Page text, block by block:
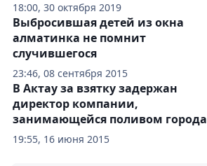
18:00, 30 октября 2019
23:46, 08 сентября 2015
Выбросившая детей из окна
алматинка не помнит
случившегося
19:55, 16 июня 2015
В Актау за взятку задержан
директор компании,
занимающейся поливом города